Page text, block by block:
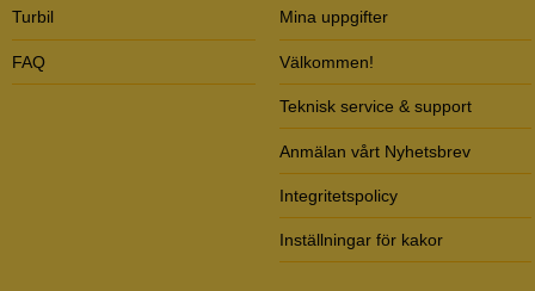
Turbil
FAQ
Mina uppgifter
Välkommen!
Teknisk service & support
Anmälan vårt Nyhetsbrev
Integritetspolicy
Inställningar för kakor